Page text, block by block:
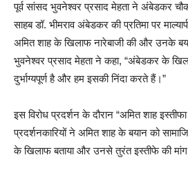
पूर्व सांसद भुवनेश्वर प्रसाद मेहता ने अंबेडकर
साहब डॉ. भीमराव अंबेडकर की प्रतिमा पर
अमित शाह के खिलाफ नारेबाजी की और उनके
भुवनेश्वर प्रसाद मेहता ने कहा, “अंबेडकर के
दुर्भाग्यपूर्ण है और हम इसकी निंदा करते हैं।”
इस विरोध प्रदर्शन के दौरान “अमित शाह इस्तीफा
प्रदर्शनकारियों ने अमित शाह के बयान को
के खिलाफ बताया और उनसे तुरंत इस्तीफे की